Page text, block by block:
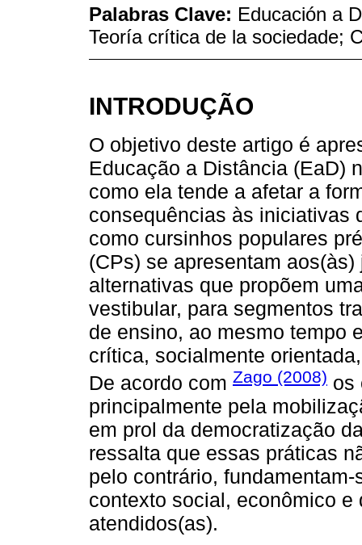
Palabras Clave: Educación a
Teoría crítica de la sociedade;
INTRODUÇÃO
O objetivo deste artigo é
Educação a Distância (EaD)
como ela tende a afetar a
consequências às iniciativas
como cursinhos populares
(CPs) se apresentam
alternativas que propõem
vestibular, para segmentos
de ensino, ao mesmo tempo
crítica, socialmente
De acordo com Zago (2008) os
principalmente pela
em prol da democratização
ressalta que essas práticas
pelo contrário,
contexto social, econômico
atendidos(as).